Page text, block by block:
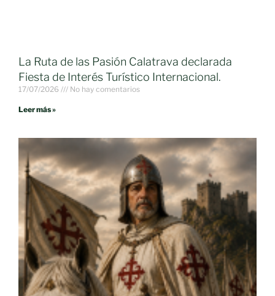
La Ruta de las Pasión Calatrava declarada
Fiesta de Interés Turístico Internacional.
17/07/2026 No hay comentarios
Leer más »